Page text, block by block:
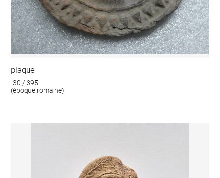
plaque
-30 / 395
(époque romaine)